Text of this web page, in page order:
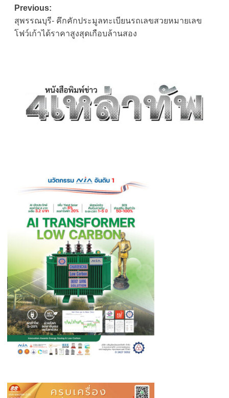
Post
navigation
Previous:
สุพรรณบุรี- คึกคักประมูลทะเบียนรถเลขสวยหมายเลข
โฟว์เก้าได้ราคาสูงสุดเกือบล้านสอง